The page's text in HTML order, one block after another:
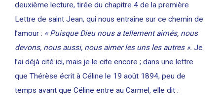
deuxième lecture, tirée du chapitre 4 de la première
Lettre de saint Jean, qui nous entraîne sur ce chemin de
l’amour : « Puisque Dieu nous a tellement aimés, nous
devons, nous aussi, nous aimer les uns les autres ». Je
l’ai déjà cité ici, mais je le cite encore ; dans une lettre
que Thérèse écrit à Céline le 19 août 1894, peu de
temps avant que Céline entre au Carmel, elle dit :